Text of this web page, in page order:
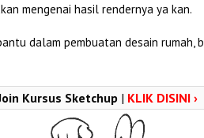
mengenai hasil rendernya ya kan.
dalam pembuatan desain rumah,
Kursus Sketchup | KLIK DISINI ›